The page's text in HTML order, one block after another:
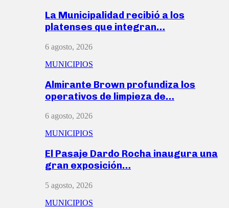
La Municipalidad recibió a los
platenses que integran…
6 agosto, 2026
MUNICIPIOS
Almirante Brown profundiza los
operativos de limpieza de…
6 agosto, 2026
MUNICIPIOS
El Pasaje Dardo Rocha inaugura una
gran exposición…
5 agosto, 2026
MUNICIPIOS